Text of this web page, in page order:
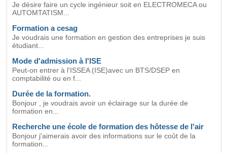
Je désire faire un cycle ingénieur soit en ELECTROMECA ou
AUTOMTATISM...
Formation a cesag
Je voudrais une formation en gestion des entreprises je suis
étudiant...
Mode d'admission à l'ISE
Peut-on entrer à l'ISSEA (ISE)avec un BTS/DSEP en
comptabilité ou en f...
Durée de la formation.
Bonjour , je voudrais avoir un éclairage sur la durée de
formation en...
Recherche une école de formation des hôtesse de l'air
Bonjour j'aimerais avoir des informations sur le coût de la
formation...